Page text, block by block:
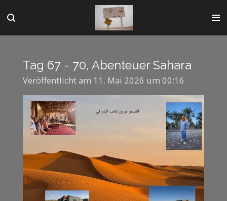
Hauptinhalt
springen
Tag 67 - 70, Abenteuer Sahara
Veröffentlicht am 11. Mai 2026 um 00:16